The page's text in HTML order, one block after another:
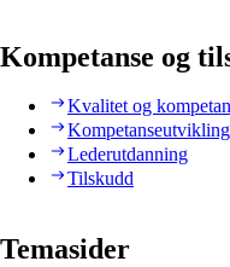
Kompetanse og
Kvalitet og
Lederutdanning
Tilskudd
Temasider